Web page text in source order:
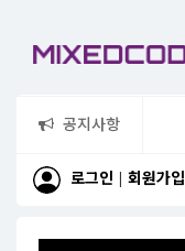
공지사항
로그인 | 회원가입